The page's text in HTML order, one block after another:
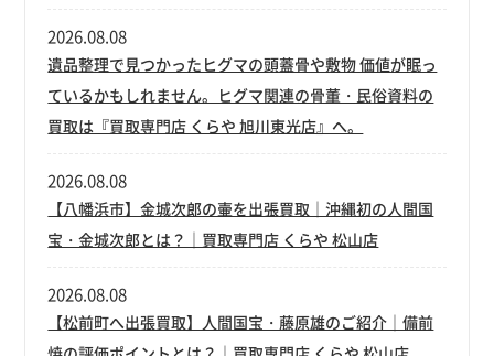
遺品整理で見つかったヒグマの頭蓋骨や敷物 価値が眠っ
ているかもしれません。ヒグマ関連の骨董・民俗資料の
買取は『買取専門店 くらや 旭川東光店』へ。
2026.08.08
【八幡浜市】金城次郎の壷を出張買取｜沖縄初の人間国
宝・金城次郎とは？｜買取専門店 くらや 松山店
2026.08.08
【松前町へ出張買取】人間国宝・藤原雄のご紹介｜備前
2026.08.08